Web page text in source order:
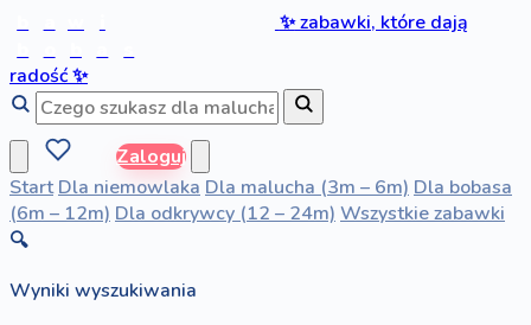
✨zabawki, które dają
radość✨
Zaloguj
Start Dla niemowlaka Dla malucha (3m – 6m) Dla bobasa
(6m – 12m) Dla odkrywcy (12 – 24m) Wszystkie zabawki
🔍
Wyniki wyszukiwania